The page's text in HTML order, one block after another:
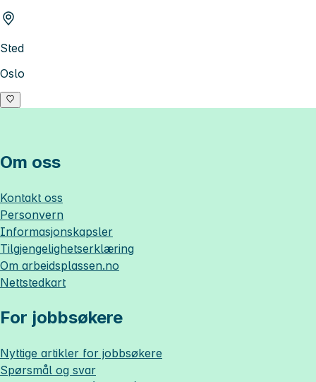
Sted
Oslo
Om oss
Kontakt oss
Personvern
Informasjonskapsler
Tilgjengelighetserklæring
Om arbeidsplassen.no
Nettstedkart
For jobbsøkere
Nyttige artikler for jobbsøkere
Spørsmål og svar